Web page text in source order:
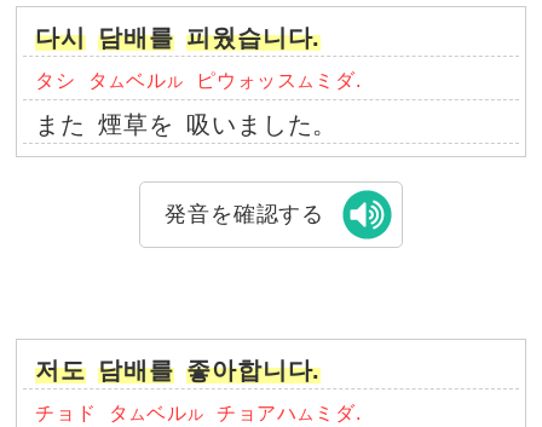
다시 담배를 피웠습니다.
タシ タ ムベルル ピウォッス ム ミダ.
また 煙草を 吸いました。
発音を確認する
저도 담배를 좋아합니다.
チョド タ ムベルル チョアハ ム ミダ.